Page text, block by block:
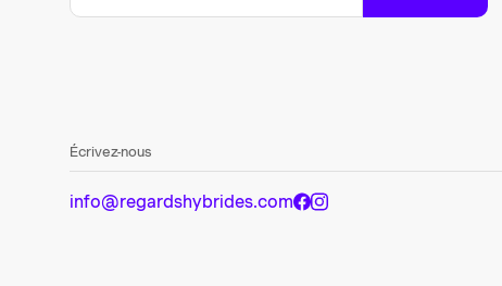
Écrivez-nous
info@regardshybrides.com